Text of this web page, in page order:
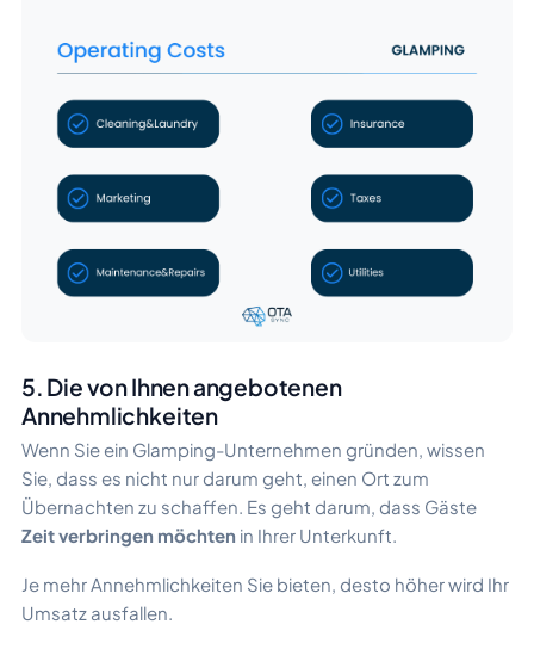
5. Die von Ihnen angebotenen
Annehmlichkeiten
Wenn Sie ein Glamping-Unternehmen gründen, wissen
Sie, dass es nicht nur darum geht, einen Ort zum
Übernachten zu schaffen. Es geht darum, dass Gäste
Zeit verbringen möchten in Ihrer Unterkunft.
Je mehr Annehmlichkeiten Sie bieten, desto höher wird Ihr
Umsatz ausfallen.